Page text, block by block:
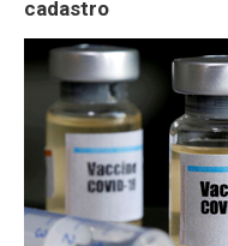
cadastro